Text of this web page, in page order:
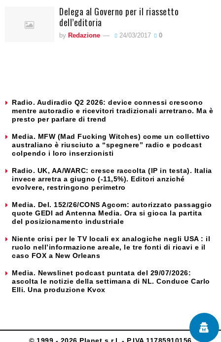
Delega al Governo per il riassetto
dell’editoria
by Redazione 24/03/2017 0
Radio. Audiradio Q2 2026: device connessi crescono
mentre autoradio e ricevitori tradizionali arretrano. Ma è
presto per parlare di trend
Media. MFW (Mad Fucking Witches) come un collettivo
australiano è riusciuto a “spegnere” radio e podcast
colpendo i loro inserzionisti
Radio. UK, AA/WARC: cresce raccolta (IP in testa). Italia
invece arretra a giugno (-11,5%). Editori anziché
evolvere, restringono perimetro
Media. Del. 152/26/CONS Agcom: autorizzato passaggio
quote GEDI ad Antenna Media. Ora si gioca la partita
del posizionamento industriale
Niente crisi per le TV locali ex analogiche negli USA : il
ruolo nell’informazione areale, le tre fonti di ricavi e il
caso FOX a New Orleans
Media. Newslinet podcast puntata del 29/07/2026:
ascolta le notizie della settimana di NL. Conduce Carlo
Elli. Una produzione Kvox
© 1999 - 2026 Planet s.r.l. - P.IVA 11785910156